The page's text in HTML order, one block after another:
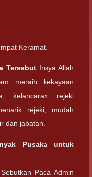
Keramat.
Tersebut Insya Allah
meraih kekayaan
kelancaran rejeki
rejeki, mudah
dan jabatan.
Pusaka untuk
Pada Admin